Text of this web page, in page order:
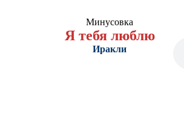
Минусовка
Я тебя люблю
Иракли